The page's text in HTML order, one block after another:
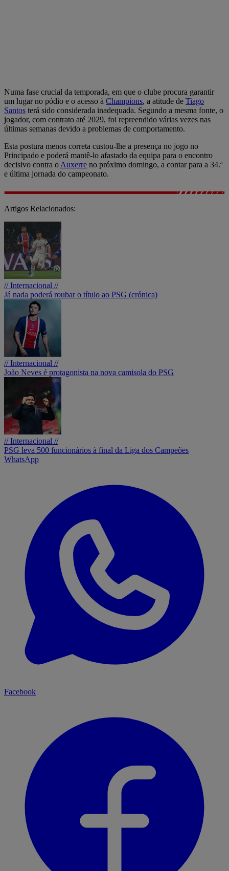
Numa fase crucial da temporada, em que o clube procura garantir
um lugar no pódio e o acesso à Champions, a atitude de Tiago
Santos terá sido considerada inadequada. Segundo a mesma fonte, o
jogador, com contrato até 2029, foi repreendido várias vezes nas
últimas semanas devido a problemas de comportamento.
Esta postura menos correta custou-lhe a presença no jogo no
Principado e poderá mantê-lo afastado da equipa para o encontro
decisivo contra o Auxerre no próximo domingo, a contar para a 34.ª
e última jornada do campeonato.
Artigos Relacionados:
// Internacional //
Já nada poderá roubar o título ao PSG (crónica)
// Internacional //
João Neves é protagonista na nova camisola do PSG
// Internacional //
PSG leva 500 funcionários à final da Liga dos Campeões
WhatsApp
Facebook